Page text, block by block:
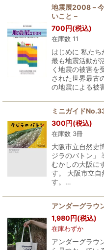
地震展2008－
いこと－
700円(税込)
在庫数 11
はじめに 私たち
最も地震活動が
く地震の被害を
された世界最古
の地震による被
ミニガイド
300円(税込)
在庫数 3冊
大阪市立自然
ジラのバトン」
むかしの大阪に
す。 大阪市立自
す。…
アンダーグラウ
1,980円(税込)
在庫わずか
アンダーグラウ